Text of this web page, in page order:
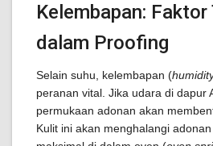
Kelembapan:
dalam Proofing
Selain suhu, kelembapan (
peranan vital. Jika udara di dapur
permukaan adonan akan
Kulit ini akan menghalangi